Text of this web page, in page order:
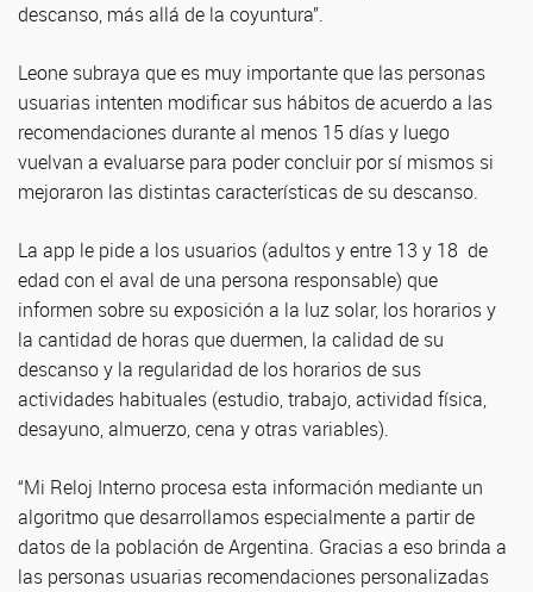
descanso, más allá de la coyuntura”.
Leone subraya que es muy importante que las personas
usuarias intenten modificar sus hábitos de acuerdo a las
recomendaciones durante al menos 15 días y luego
vuelvan a evaluarse para poder concluir por sí mismos si
mejoraron las distintas características de su descanso.
La app le pide a los usuarios (adultos y entre 13 y 18 de
edad con el aval de una persona responsable) que
informen sobre su exposición a la luz solar, los horarios y
la cantidad de horas que duermen, la calidad de su
descanso y la regularidad de los horarios de sus
actividades habituales (estudio, trabajo, actividad física,
desayuno, almuerzo, cena y otras variables).
“Mi Reloj Interno procesa esta información mediante un
algoritmo que desarrollamos especialmente a partir de
datos de la población de Argentina. Gracias a eso brinda a
las personas usuarias recomendaciones personalizadas